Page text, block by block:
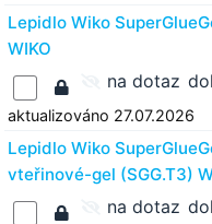
Lepidlo Wiko
WIKO
na dotaz
aktualizováno 27.07.2026
Lepidlo Wiko
vteřinové-gel (SGG.T3)
na dotaz